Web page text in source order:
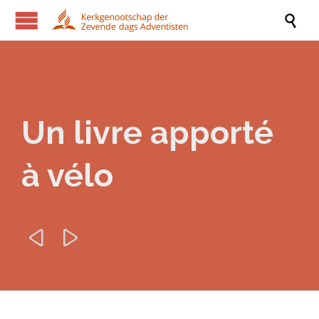

Un livre apporté
à vélo
 